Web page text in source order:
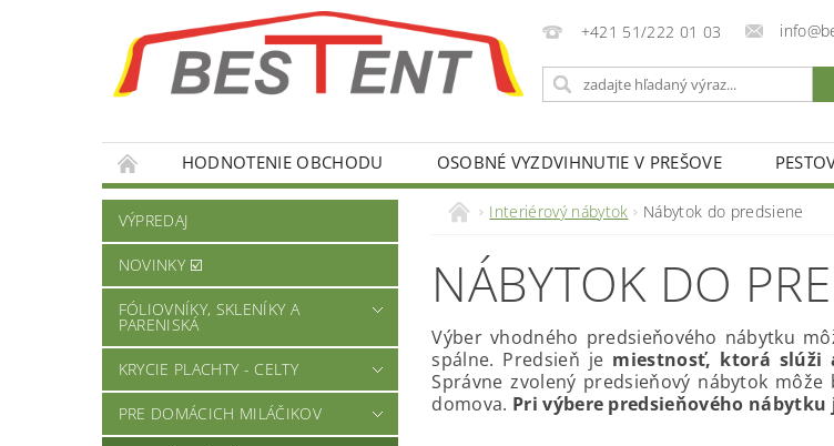
+421 51/222 01 03
HODNOTENIE OBCHODU OSOBNÉ VYZDVIHNUTIE V PREŠOVE
VÝPREDAJ
NOVINKY ☑️
FÓLIOVNÍKY, SKLENÍKY A
PARENISKÁ
KRYCIE PLACHTY - CELTY
PRE DOMÁCICH MILÁČIKOV
Interiérový nábytok Nábytok do predsiene
NÁBYTOK DO
Výber vhodného predsieňového nábytku
spálne. Predsieň je miestnosť, ktorá slúži
Správne zvolený predsieňový nábytok
domova. Pri výbere predsieňového